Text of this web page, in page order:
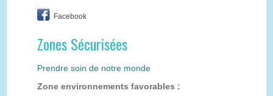
Facebook
Zones Sécurisées
Prendre soin de notre monde
Zone environnements favorables :